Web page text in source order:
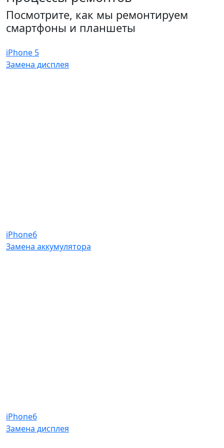
Посмотрите, как мы ремонтируем
смартфоны и планшеты
iPhone 5
Замена дисплея
iPhone6
Замена аккумулятора
iPhone6
Замена дисплея